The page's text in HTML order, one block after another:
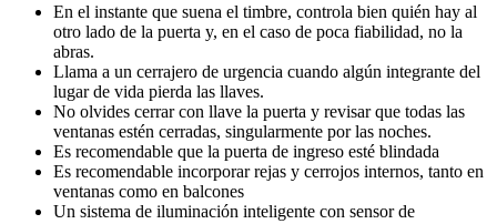
En el instante que suena el timbre, controla bien quién hay al
otro lado de la puerta y, en el caso de poca fiabilidad, no la
abras.
Llama a un cerrajero de urgencia cuando algún integrante del
lugar de vida pierda las llaves.
No olvides cerrar con llave la puerta y revisar que todas las
ventanas estén cerradas, singularmente por las noches.
Es recomendable que la puerta de ingreso esté blindada
Es recomendable incorporar rejas y cerrojos internos, tanto en
ventanas como en balcones
Un sistema de iluminación inteligente con sensor de